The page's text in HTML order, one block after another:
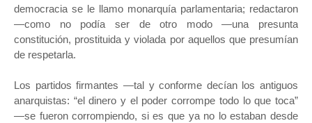
democracia se le llamo monarquía parlamentaria; redactaron
—como no podía ser de otro modo —una presunta
constitución, prostituida y violada por aquellos que presumían
de respetarla.
Los partidos firmantes —tal y conforme decían los antiguos
anarquistas: “el dinero y el poder corrompe todo lo que toca”
—se fueron corrompiendo, si es que ya no lo estaban desde